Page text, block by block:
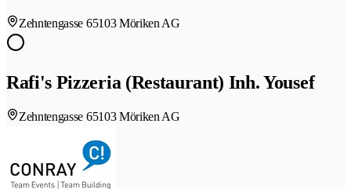
Zehntengasse 65103 Möriken AG
Rafi's Pizzeria (Restaurant) Inh. Yousef
Zehntengasse 65103 Möriken AG